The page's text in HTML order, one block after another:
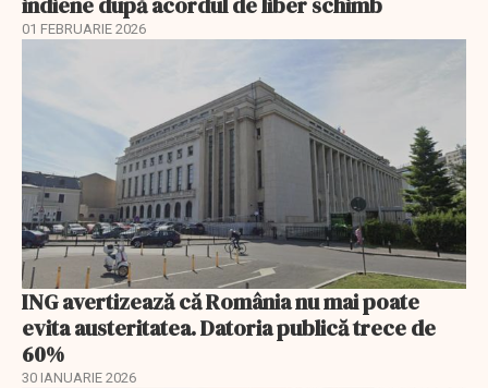
01 FEBRUARIE 2026
ING avertizează că România nu mai poate
evita austeritatea. Datoria publică trece de
60%
30 IANUARIE 2026